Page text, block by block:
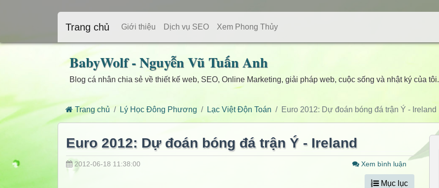
Trang chủ Giới thiệu Dịch vụ SEO Xem Phong Thủy
BabyWolf - Nguyễn Vũ Tuấn Anh
Blog cá nhân chia sẻ về thiết kế web, SEO, Online Marketing, giải pháp web, cuộc sống và nhật ký của tôi.
Trang chủ Lý Học Đông Phương Lạc Việt Độn Toán Euro 2012: Dự đoán bóng đá trận Ý - Ireland
Euro 2012: Dự đoán bóng đá trận Ý - Ireland
2012-06-18 11:38:00 Xem bình luận
Mục lục